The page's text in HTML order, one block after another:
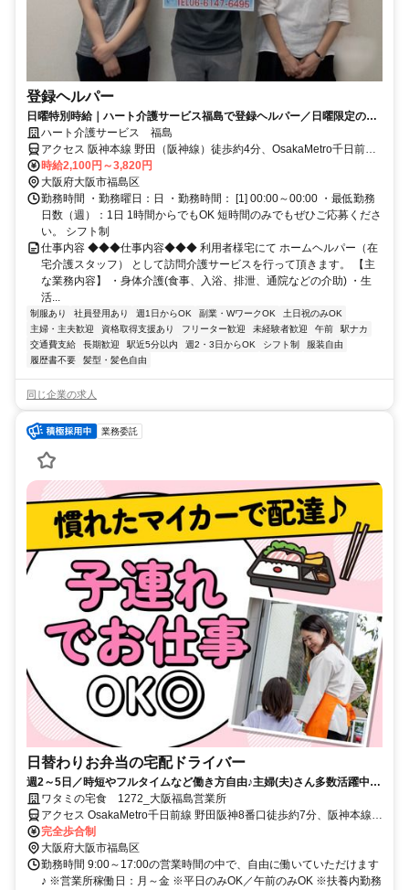
登録ヘルパー
日曜特別時給｜ハート介護サービス福島で登録ヘルパー／日曜限定のお
仕事！シニア活躍中 高待遇
ハート介護サービス 福島
アクセス 阪神本線 野田（阪神線）徒歩約4分、OsakaMetro千日前線
野田阪神7番口徒歩約4分、ＪＲ東西線/ＪＲ福知山線〔宝塚線〕 海老
江1号出口徒歩約6分 大阪福島郵便局の隣のビル3階にあります。ニチ
イさんの近くです。
時給2,100円～3,820円
大阪府大阪市福島区
勤務時間 ・勤務曜日：日 ・勤務時間： [1] 00:00～00:00 ・最低勤務
日数（週）：1日 1時間からでもOK 短時間のみでもぜひご応募くださ
い。 シフト制
仕事内容 ◆◆◆仕事内容◆◆◆ 利用者様宅にて ホームヘルパー（在
宅介護スタッフ） として訪問介護サービスを行って頂きます。 【主
な業務内容】 ・身体介護(食事、入浴、排泄、通院などの介助) ・生
活...
制服あり 社員登用あり 週1日からOK 副業・WワークOK
土日祝のみOK
主婦・主夫歓迎
資格取得支援あり フリーター歓迎 未経験者歓迎 午前
駅ナカ
交通費支給
長期歓迎 駅近5分以内 週2・3日からOK シフト制
服装自由
履歴書不要
髪型・髪色自由
同じ企業の求人
業務委託
日替わりお弁当の宅配ドライバー
週2～5日／時短やフルタイムなど働き方自由♪主婦(夫)さん多数活躍中！
サポート体制バッチリなのでお子さんの行事でのお休みなども取りやす
い◎
ワタミの宅食 1272_大阪福島営業所
アクセス OsakaMetro千日前線 野田阪神8番口徒歩約7分、阪神本線
野田（阪神線）徒歩約9分、ＪＲ東西線/ＪＲ片町線〔学研都市線〕 海
老江1号出口徒歩約10分
完全歩合制
大阪府大阪市福島区
勤務時間 9:00～17:00の営業時間の中で、自由に働いていただけます
♪ ※営業所稼働日：月～金 ※平日のみOK／午前のみOK ※扶養内勤務